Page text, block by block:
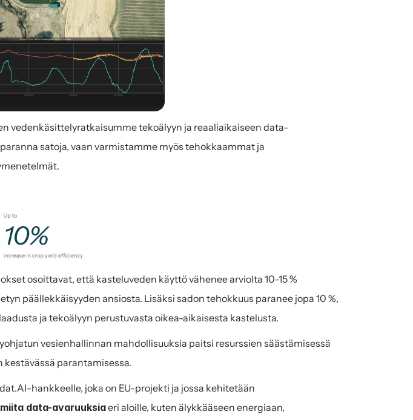
vedenkäsittelyratkaisumme tekoälyyn ja reaaliaikaiseen data-
satoja, vaan varmistamme myös tehokkaammat ja
osoittavat, että kasteluveden käyttö vähenee arviolta 10–15 %
päällekkäisyyden ansiosta. Lisäksi sadon tehokkuus paranee jopa 10 %,
ja tekoälyyn perustuvasta oikea-aikaisesta kastelusta.
vesienhallinnan mahdollisuuksia paitsi resurssien säästämisessä
parantamisessa.
data-avaruuksia eri aloille, kuten älykkääseen energiaan,